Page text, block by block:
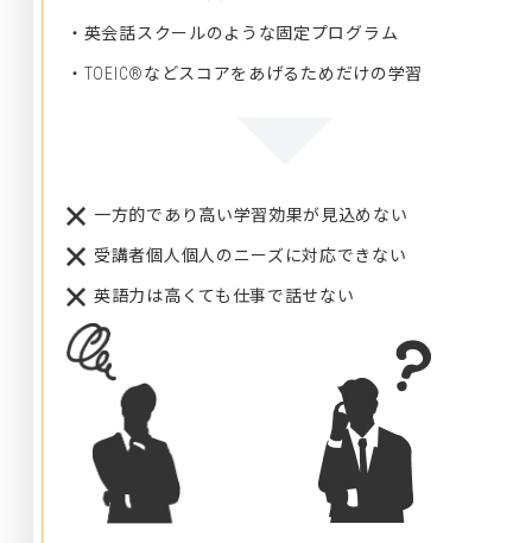
・英会話スクールのような固定プログラム
・TOEIC®などスコアをあげるためだけの学習
一方的であり高い学習効果が見込めない
受講者個人個人のニーズに対応できない
英語力は高くても仕事で話せない